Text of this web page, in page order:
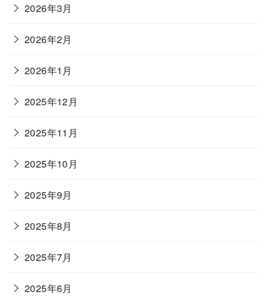
2026年3月
2026年2月
2026年1月
2025年12月
2025年11月
2025年10月
2025年9月
2025年8月
2025年7月
2025年6月